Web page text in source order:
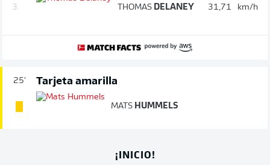
3. THOMAS DELANEY 31,71 km/h
25' Tarjeta amarilla
MATS HUMMELS
¡INICIO!